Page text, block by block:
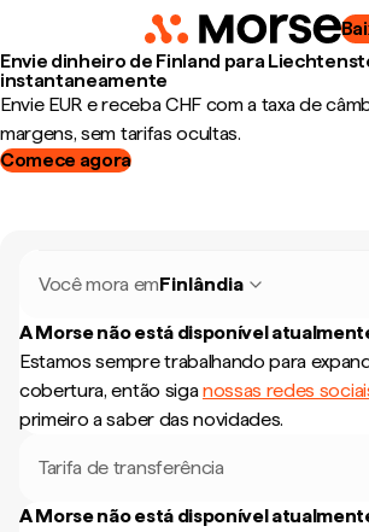
Envie dinheiro de Finland para
instantaneamente
Envie EUR e receba CHF com a taxa de
margens, sem tarifas ocultas.
Comece agora
Você mora emFinlândia
A Morse não está disponível
Estamos sempre trabalhando para
cobertura, então siganossas redes
primeiro a saber das novidades.
Tarifa de transferência
A Morse não está disponível